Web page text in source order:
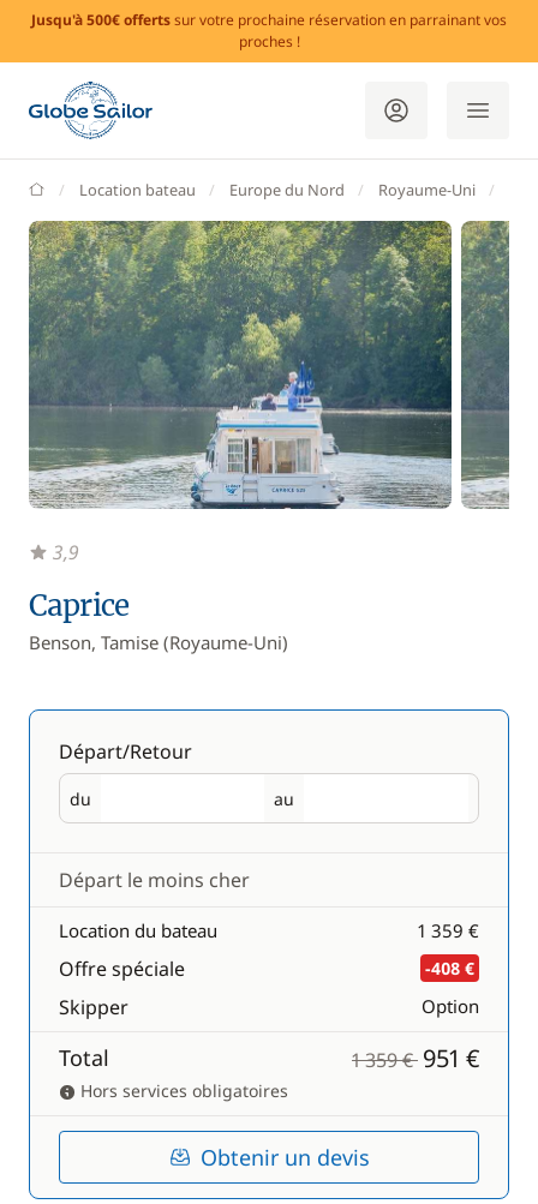
Jusqu'à 500€ offertssur votre prochaine réservation en parrainant vos
proches !
GlobeSailor
Location bateau Europe du Nord Royaume-Uni
Caprice
Benson, Tamise (Royaume-Uni)
3,9
Départ/Retour
du
Départ au
Retour
Départ le moins cher
Location du bateau 1 359 €
Offre spéciale -408 €
Skipper Option
Total 1 359 € 951 €
Hors services obligatoires
Obtenir un devis